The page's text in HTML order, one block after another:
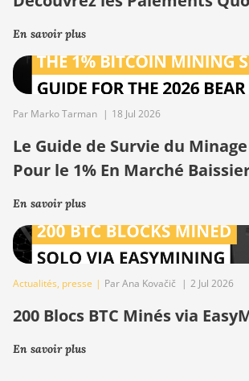
En savoir plus
Par Marko Tarman | 18 Jul 2026
Le Guide de Survie du
Pour le 1% En Marché
En savoir plus
Actualités, presse | Par Ana Kovačič | 2 Jul 2026
200 Blocs BTC Minés via
En savoir plus